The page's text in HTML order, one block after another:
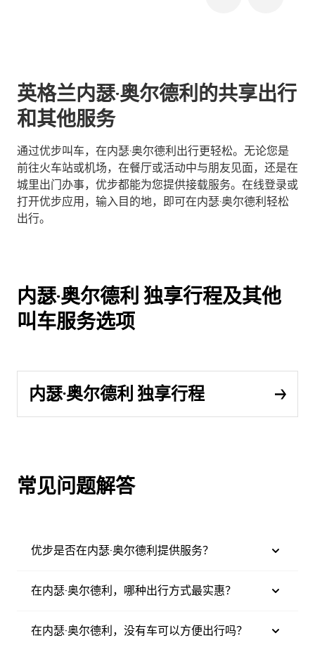
英格兰内瑟·奥尔德利的共享出行
和其他服务
通过优步叫车，在内瑟·奥尔德利出行更轻松。无论您是
前往火车站或机场，在餐厅或活动中与朋友见面，还是在
城里出门办事，优步都能为您提供接载服务。在线登录或
打开优步应用，输入目的地，即可在内瑟·奥尔德利轻松
出行。
内瑟·奥尔德利 独享行程及其他
叫车服务选项
内瑟·奥尔德利 独享行程
常见问题解答
优步是否在内瑟·奥尔德利提供服务？
在内瑟·奥尔德利，哪种出行方式最实惠？
在内瑟·奥尔德利，没有车可以方便出行吗？